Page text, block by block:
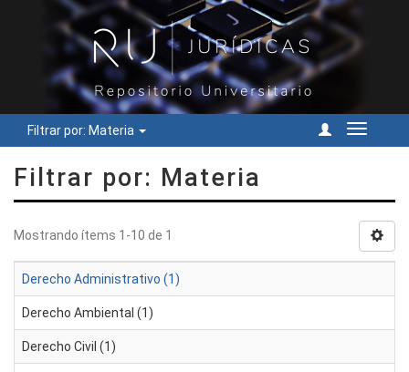
Filtrar por: Materia
Cambiar
Filtrar por: Materia
Mostrando ítems 1-10 de 1
Derecho Administrativo (1)
Derecho Ambiental (1)
Derecho Civil (1)